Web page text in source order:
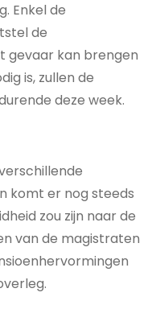
Enkel de
de
gevaar kan brengen
is, zullen de
deze week.
komt er nog steeds
zou zijn naar de
van de magistraten